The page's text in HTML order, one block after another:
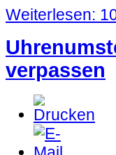
Weiterlesen:
verpassen